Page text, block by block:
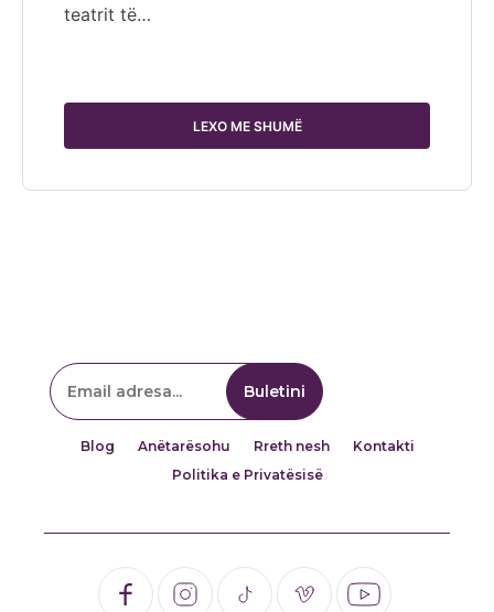
teatrit të…
LEXO ME SHUMË
Blog Anëtarësohu Rreth nesh
Kontakti
Politika e Privatësisë